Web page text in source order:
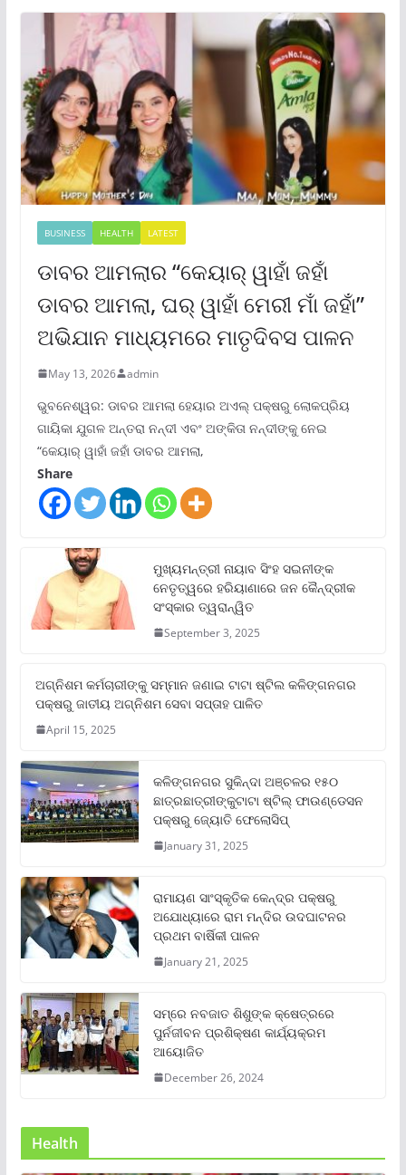
BUSINESS HEALTH LATEST
ଡାବର ଆମଲାର “କେୟାର୍ ୱାହାଁ ଜହାଁ
ଡାବର ଆମଲା, ଘର୍ ୱାହାଁ ମେରୀ ମାଁ ଜହାଁ”
ଅଭିଯାନ ମାଧ୍ୟମରେ ମାତୃଦିବସ ପାଳନ
May 13, 2026 admin
ଭୁବନେଶ୍ୱର: ଡାବର ଆମଲା ହେୟାର ଅଏଲ୍ ପକ୍ଷରୁ ଲୋକପ୍ରିୟ
ଗାୟିକା ଯୁଗଳ ଅନ୍ତରା ନନ୍ଦୀ ଏବଂ ଅଙ୍କିତା ନନ୍ଦୀଙ୍କୁ ନେଇ
“କେୟାର୍ ୱାହାଁ ଜହାଁ ଡାବର ଆମଲା,
Share
ମୁଖ୍ୟମନ୍ତ୍ରୀ ନାୟାବ ସିଂହ ସଇନୀଙ୍କ
ନେତୃତ୍ୱରେ ହରିୟାଣାରେ ଜନ କୈନ୍ଦ୍ରୀକ
ସଂସ୍କାର ତ୍ୱରାନ୍ୱିତ
September 3, 2025
ଅଗ୍ନିଶମ କର୍ମଚାରୀଙ୍କୁ ସମ୍ମାନ ଜଣାଇ ଟାଟା ଷ୍ଟିଲ କଳିଙ୍ଗନଗର
ପକ୍ଷରୁ ଜାତୀୟ ଅଗ୍ନିଶମ ସେବା ସପ୍ତାହ ପାଳିତ
April 15, 2025
କଳିଙ୍ଗନଗର ସୁକିନ୍ଦା ଅଞ୍ଚଳର ୧୫୦
ଛାତ୍ରଛାତ୍ରୀଙ୍କୁଟାଟା ଷ୍ଟିଲ୍ ଫାଉଣ୍ଡେସନ
ପକ୍ଷରୁ ଜ୍ୟୋତି ଫେଲୋସିପ୍‌
January 31, 2025
ରାମାୟଣ ସାଂସ୍କୃତିକ କେନ୍ଦ୍ର ପକ୍ଷରୁ
ଅଯୋଧ୍ୟାରେ ରାମ ମନ୍ଦିର ଉଦଘାଟନର
ପ୍ରଥମ ବାର୍ଷିକୀ ପାଳନ
January 21, 2025
ସମ୍‌ରେ ନବଜାତ ଶିଶୁଙ୍କ କ୍ଷେତ୍ରରେ
ପୁର୍ନଜୀବନ ପ୍ରଶିକ୍ଷଣ କାର୍ଯ୍ୟକ୍ରମ
ଆୟୋଜିତ
December 26, 2024
Health